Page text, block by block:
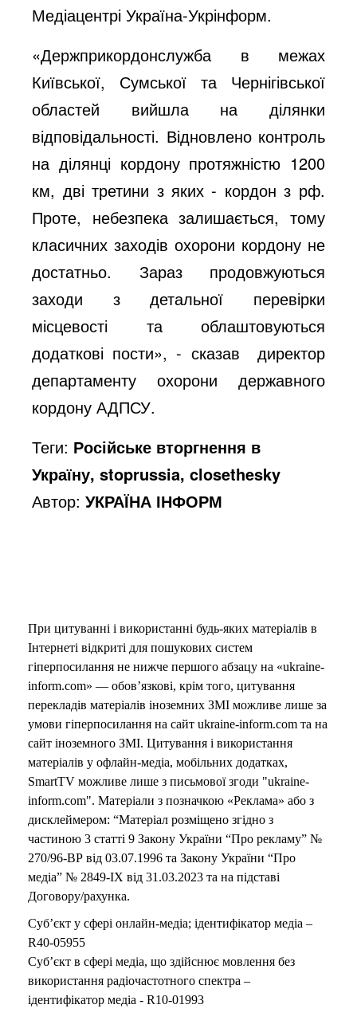
Медіацентрі Україна-Укрінформ.
«Держприкордонслужба в межах
Київської, Сумської та Чернігівської
областей вийшла на ділянки
відповідальності. Відновлено контроль
на ділянці кордону протяжністю 1200
км, дві третини з яких - кордон з рф.
Проте, небезпека залишається, тому
класичних заходів охорони кордону не
достатньо. Зараз продовжуються
заходи з детальної перевірки
місцевості та облаштовуються
додаткові пости», - сказав директор
департаменту охорони державного
кордону АДПСУ.
Теги: Російське вторгнення в
Україну, stoprussia, closethesky
Автор:УКРАЇНА ІНФОРМ
При цитуванні і використанні будь-яких матеріалів в
Інтернеті відкриті для пошукових систем
гіперпосилання не нижче першого абзацу на «ukraine-
inform.com» — обов’язкові, крім того, цитування
перекладів матеріалів іноземних ЗМІ можливе лише за
умови гіперпосилання на сайт ukraine-inform.com та на
сайт іноземного ЗМІ. Цитування і використання
матеріалів у офлайн-медіа, мобільних додатках,
SmartTV можливе лише з письмової згоди "ukraine-
inform.com". Матеріали з позначкою «Реклама» або з
дисклеймером: “Матеріал розміщено згідно з
частиною 3 статті 9 Закону України “Про рекламу” №
270/96-ВР від 03.07.1996 та Закону України “Про
медіа” № 2849-IX від 31.03.2023 та на підставі
Договору/рахунка.
Суб’єкт у сфері онлайн-медіа; ідентифікатор медіа –
R40-05955
Суб’єкт в сфері медіа, що здійснює мовлення без
використання радіочастотного спектра –
ідентифікатор медіа - R10-01993